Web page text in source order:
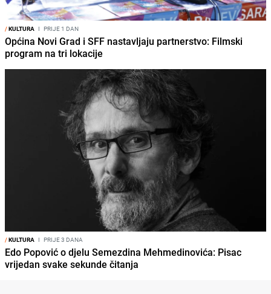
/KULTURA I PRIJE 1 DAN
Općina Novi Grad i SFF nastavljaju partnerstvo: Filmski
program na tri lokacije
/KULTURA I PRIJE 3 DANA
Edo Popović o djelu Semezdina Mehmedinovića: Pisac
vrijedan svake sekunde čitanja